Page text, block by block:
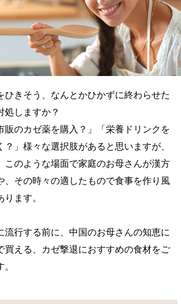
ひきそう、なんとかひかずに終わらせた
処しますか？
販のカゼ薬を購入？」「栄養ドリンクを
」様々な選択肢があると思いますが、
このような場面で家庭のお母さんが漢方
、その時々の適したもので食事を作り風
ます。
流行する前に、中国のお母さんの知恵に
買える、カゼ撃退におすすめの食材をご